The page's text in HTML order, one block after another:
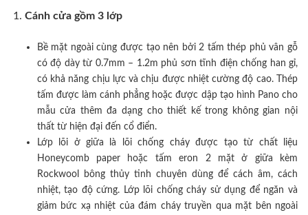
Cánh cửa gồm 3 lớp
Bề mặt ngoài cùng được tạo nên bởi 2 tấm thép phủ vân gỗ
có độ dày từ 0.7mm – 1.2m phủ sơn tĩnh điện chống han gỉ,
có khả năng chịu lực và chịu được nhiệt cường độ cao. Thép
tấm được làm cánh phẳng hoặc được dập tạo hình Pano cho
mẫu cửa thêm đa dạng cho thiết kế trong không gian nội
thất từ hiện đại đến cổ điển.
Lớp lõi ở giữa là lõi chống cháy được tạo từ chất liệu
Honeycomb paper hoặc tấm eron 2 mặt ở giữa kèm
Rockwool bông thủy tinh chuyên dùng để cách âm, cách
nhiệt, tạo độ cứng. Lớp lõi chống cháy sử dụng để ngăn và
giảm bức xạ nhiệt của đám cháy truyền qua mặt bên ngoài